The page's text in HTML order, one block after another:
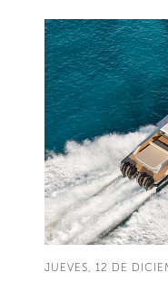
JUEVES, 12 DE